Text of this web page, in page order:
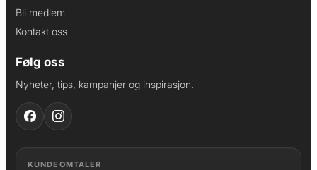
Bli medlem
Kontakt oss
Følg oss
Nyheter, tips, kampanjer og inspirasjon.
KUNDEOMTALER